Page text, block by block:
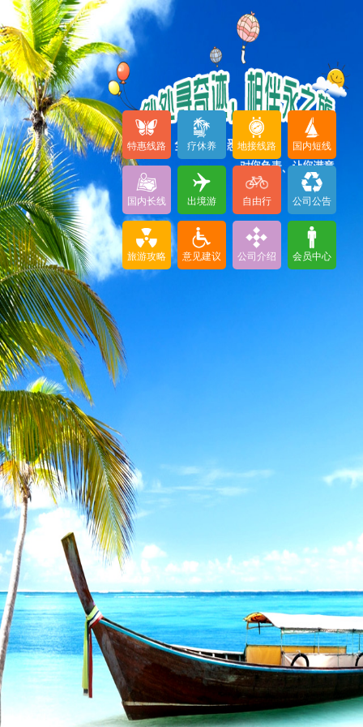
特惠线路 疗休养 地接线路 国内短线
国内长线 出境游 自由行 公司公告
旅游攻略 意见建议 公司介绍 会员中心